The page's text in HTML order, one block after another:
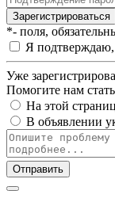
Зарегистрироваться
*- поля,
Я подтверждаю,
Уже
Помогите нам
На этой
В объявлении
Отправить